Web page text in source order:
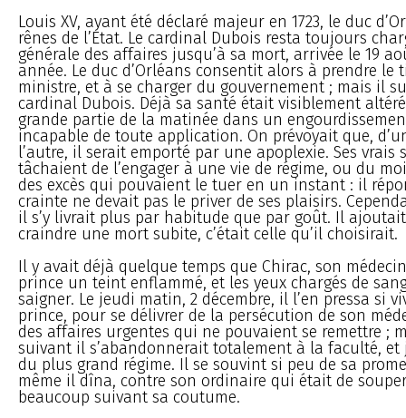
Louis XV, ayant été déclaré majeur en 1723, le duc
rênes de l’Etat. Le cardinal Dubois resta toujours
générale des affaires jusqu’à sa mort, arrivée le 19
année. Le duc d’Orléans consentit alors à prendre le
ministre, et à se charger du gouvernement ; mais il
cardinal Dubois. Déjà sa santé était visiblement
grande partie de la matinée dans un
incapable de toute application. On prévoyait que,
l’autre, il serait emporté par une apoplexie. Ses vrais
tâchaient de l’engager à une vie de régime, ou du
des excès qui pouvaient le tuer en un instant : il
crainte ne devait pas le priver de ses plaisirs.
il s’y livrait plus par habitude que par goût. Il
craindre une mort subite, c’était celle qu’il choisirait.
Il y avait déjà quelque temps que Chirac, son
prince un teint enflammé, et les yeux chargés de
saigner. Le jeudi matin, 2 décembre, il l’en pressa si
prince, pour se délivrer de la persécution de son
des affaires urgentes qui ne pouvaient se remettre ;
suivant il s’abandonnerait totalement à la faculté,
du plus grand régime. Il se souvint si peu de sa
même il dîna, contre son ordinaire qui était de
beaucoup suivant sa coutume.